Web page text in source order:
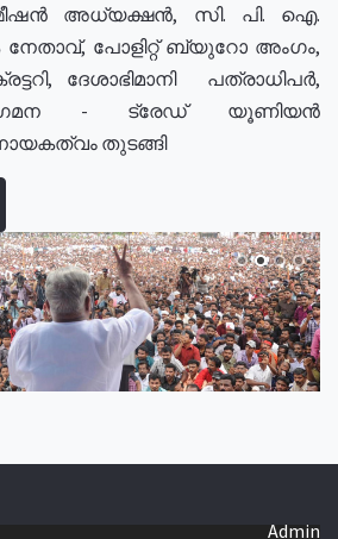
അധ്യക്ഷൻ, സി. പി. ഐ.
നേതാവ്, പോളിറ്റ് ബ്യുറോ അംഗം,
ദേശാഭിമാനി പത്രാധിപർ,
- ട്രേഡ് യൂണിയൻ
തുടങ്ങി
Admin